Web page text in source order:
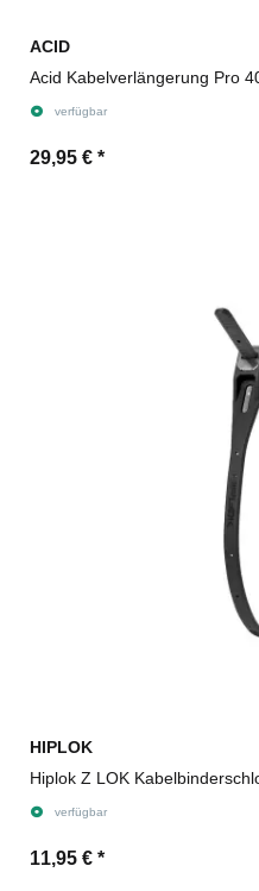
ACID
Acid Kabelverlängerung Pro
verfügbar
29,95 € *
HIPLOK
Hiplok Z LOK
verfügbar
11,95 € *